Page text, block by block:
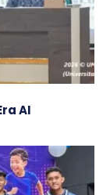
AI